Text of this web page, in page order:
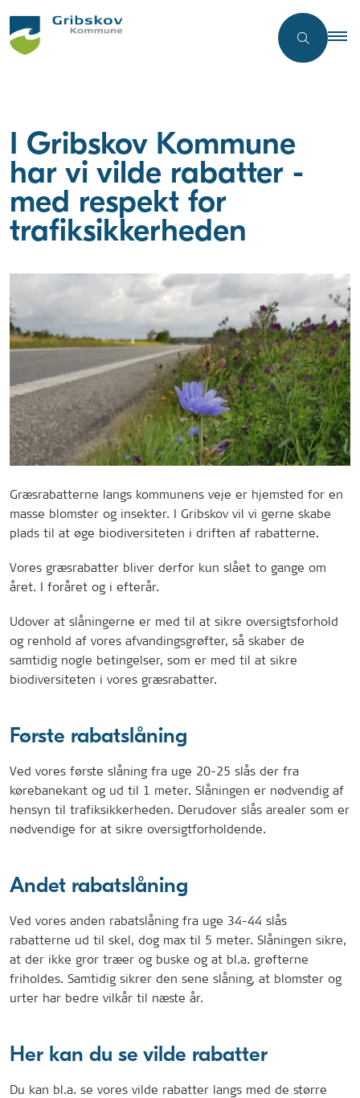
I Gribskov Kommune
har vi vilde rabatter -
med respekt for
trafiksikkerheden
Græsrabatterne langs kommunens veje er hjemsted for en
masse blomster og insekter. I Gribskov vil vi gerne skabe
plads til at øge biodiversiteten i driften af rabatterne.
Vores græsrabatter bliver derfor kun slået to gange om
året. I foråret og i efterår.
Udover at slåningerne er med til at sikre oversigtsforhold
og renhold af vores afvandingsgrøfter, så skaber de
samtidig nogle betingelser, som er med til at sikre
biodiversiteten i vores græsrabatter.
Første rabatslåning
Ved vores første slåning fra uge 20-25 slås der fra
kørebanekant og ud til 1 meter. Slåningen er nødvendig af
hensyn til trafiksikkerheden. Derudover slås arealer som er
nødvendige for at sikre oversigtforholdende.
Andet rabatslåning
Ved vores anden rabatslåning fra uge 34-44 slås
rabatterne ud til skel, dog max til 5 meter. Slåningen sikre,
at der ikke gror træer og buske og at bl.a. grøfterne
friholdes. Samtidig sikrer den sene slåning, at blomster og
urter har bedre vilkår til næste år.
Her kan du se vilde rabatter
Du kan bl.a. se vores vilde rabatter langs med de større